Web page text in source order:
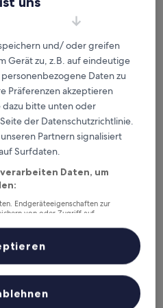
Tennoji
Nakano entfernt
Der
Preis
35 €
31. Aug.–1. Sept.
PARK
und/ oder greifen
Gerät zu, z.B. auf eindeutige
Daten zu
Präferenzen akzeptieren
dazu bitte unten oder
der Datenschutzrichtlinie.
Partnern signalisiert
Surfdaten.
Daten, um
Endgeräteeigenschaften zur
von oder Zugriff auf
und der Performance von Inhalten,
und Verbesserung von